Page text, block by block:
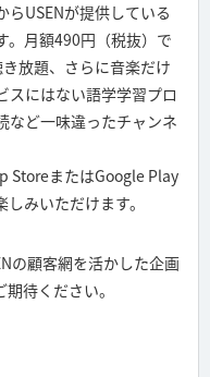
らUSENが提供している
。月額490円（税抜）で
放題、さらに音楽だけ
スにはない語学学習プロ
など一味違ったチャンネ
StoreまたはGoogle Play
みいただけます。
の顧客網を活かした企画
待ください。